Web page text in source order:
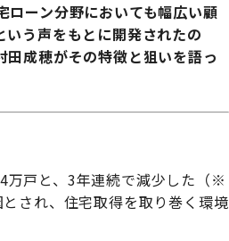
ーン分野においても幅広い顧
う声をもとに開発されたの
成穂がその特徴と狙いを語っ
万戸と、3年連続で減少した（※
され、住宅取得を取り巻く環境